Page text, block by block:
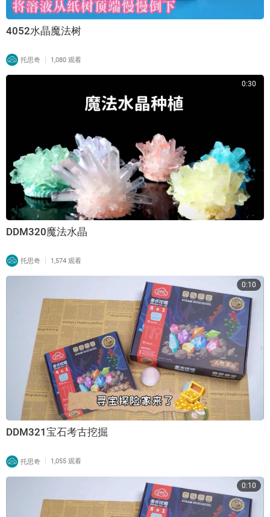
4052水晶魔法树
托思奇 | 1,080 观看
0:30
DDM320魔法水晶
托思奇 | 1,574 观看
0:10
DDM321宝石考古挖掘
托思奇 | 1,055 观看
0:10